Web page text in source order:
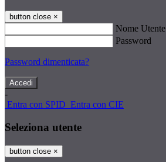
button close ×
Nome Utente
Password
Password dimenticata?
-
Entra con SPID Entra con CIE
Seleziona utente
button close ×